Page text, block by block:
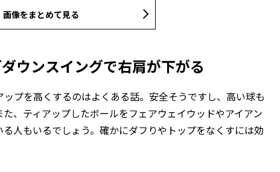
画像をまとめて見る
ウンスイングで右肩が下がる
プを高くするのはよくある話。安全そうですし、高い球も
、ティアップしたボールをフェアウェイウッドやアイアン
人もいるでしょう。確かにダフりやトップをなくすには効